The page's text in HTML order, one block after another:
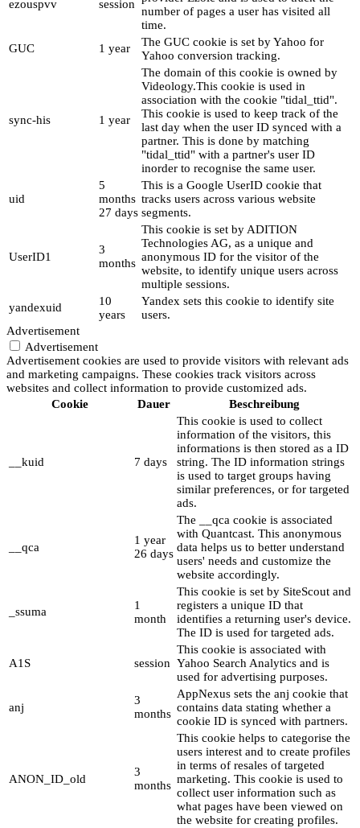
ezouspvv session
number of pages a user has visited all
time.
GUC
1 year
The GUC cookie is set by Yahoo for
Yahoo conversion tracking.
sync-his 1 year
The domain of this cookie is owned by
Videology.This cookie is used in
association with the cookie "tidal_ttid".
This cookie is used to keep track of the
last day when the user ID synced with a
partner. This is done by matching
"tidal_ttid" with a partner's user ID
inorder to recognise the same user.
uid
5
months
27 days
This is a Google UserID cookie that
tracks users across various website
segments.
UserID1
3
months
This cookie is set by ADITION
Technologies AG, as a unique and
anonymous ID for the visitor of the
website, to identify unique users across
multiple sessions.
yandexuid
10
years
Yandex sets this cookie to identify site
users.
Advertisement
Advertisement
Advertisement cookies are used to provide visitors with relevant ads
and marketing campaigns. These cookies track visitors across
websites and collect information to provide customized ads.
Cookie
Dauer Beschreibung
__kuid 7 days
This cookie is used to collect
information of the visitors, this
informations is then stored as a ID
string. The ID information strings
is used to target groups having
similar preferences, or for targeted
ads.
__qca
1 year
26 days
The __qca cookie is associated
with Quantcast. This anonymous
data helps us to better understand
users' needs and customize the
website accordingly.
_ssuma
1
month
This cookie is set by SiteScout and
registers a unique ID that
identifies a returning user's device.
The ID is used for targeted ads.
A1S session
This cookie is associated with
Yahoo Search Analytics and is
used for advertising purposes.
anj
3
months
AppNexus sets the anj cookie that
contains data stating whether a
cookie ID is synced with partners.
ANON_ID_old
3
months
This cookie helps to categorise the
users interest and to create profiles
in terms of resales of targeted
marketing. This cookie is used to
collect user information such as
what pages have been viewed on
the website for creating profiles.